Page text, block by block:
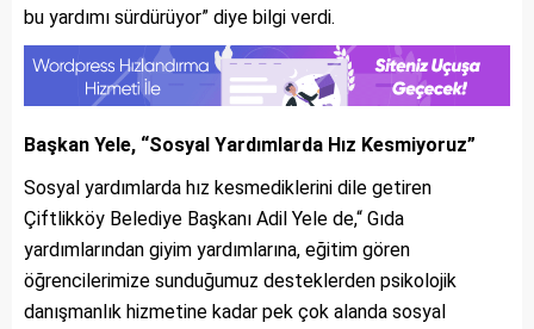
bu yardımı sürdürüyor” diye bilgi verdi.
Başkan Yele, “Sosyal Yardımlarda Hız Kesmiyoruz”
Sosyal yardımlarda hız kesmediklerini dile getiren
Çiftlikköy Belediye Başkanı Adil Yele de,“ Gıda
yardımlarından giyim yardımlarına, eğitim gören
öğrencilerimize sunduğumuz desteklerden psikolojik
danışmanlık hizmetine kadar pek çok alanda sosyal